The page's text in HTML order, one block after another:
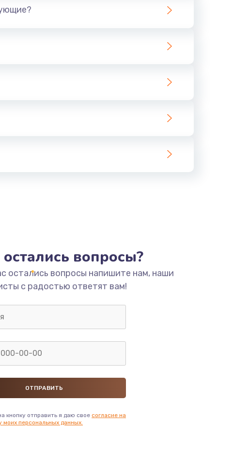
остались вопросы?
остались вопросы напишите нам, наши
с радостью ответят вам!
кнопку отправить я даю свое согласие на
моих персональных данных.